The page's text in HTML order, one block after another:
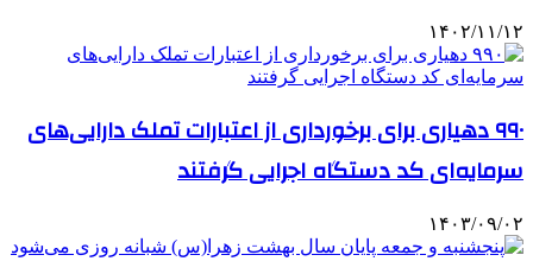
۱۴۰۲/۱۱/۱۲
۹۹۰ دهیاری برای برخورداری از اعتبارات تملک دارایی‌های
سرمایه‌ای کد دستگاه اجرایی گرفتند
۱۴۰۳/۰۹/۰۲